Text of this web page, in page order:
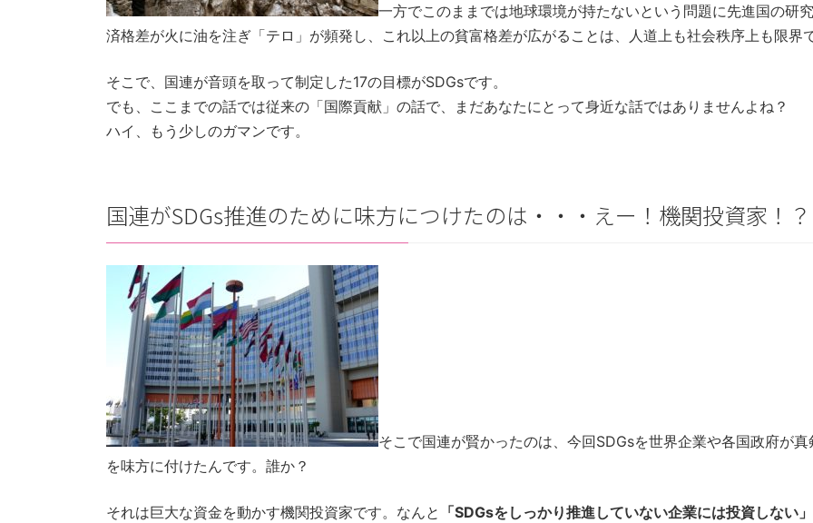
一方でこのままでは地球環境が持たないという問題に先進国の研
済格差が火に油を注ぎ「テロ」が頻発し、これ以上の貧富格差が広がることは、人道上も社会秩序上も限界
そこで、国連が音頭を取って制定した17の目標がSDGsです。
でも、ここまでの話では従来の「国際貢献」の話で、まだあなたにとって身近な話ではありませんよね？
ハイ、もう少しのガマンです。
国連がSDGs推進のために味方につけたのは・・・えー！機関投資家！？
そこで国連が賢かったのは、今回SDGsを世界企業や各国政府が
を味方に付けたんです。誰か？
それは巨大な資金を動かす機関投資家です。なんと 「SDGsをしっかり推進していない企業には投資しない